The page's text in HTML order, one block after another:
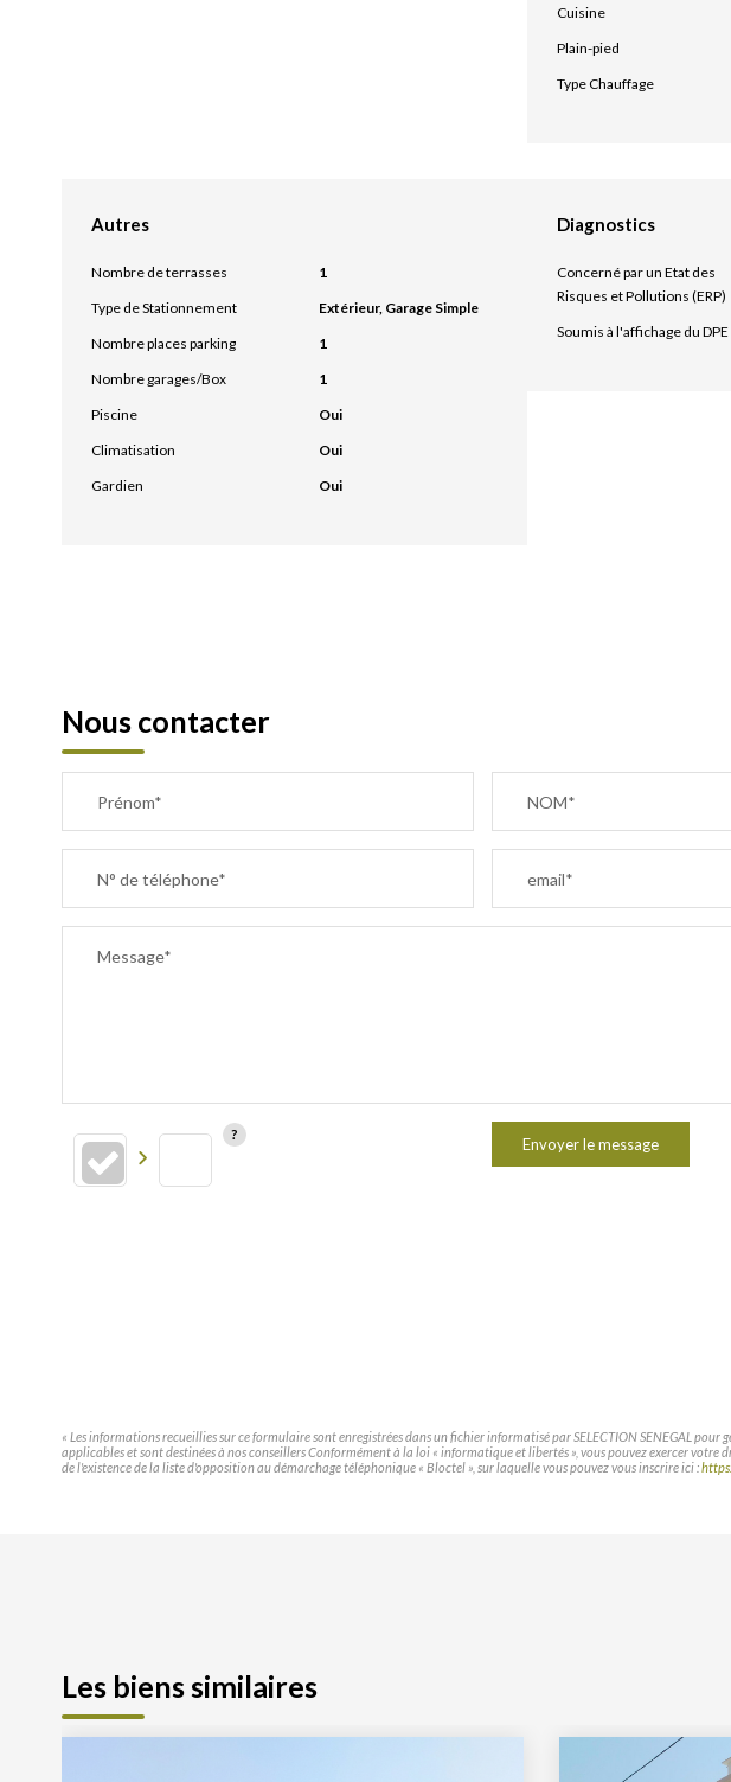
Cuisine
Plain-pied
Type Chauffage
Autres
Nombre de terrasses
1
Type de Stationnement
Extérieur, Garage Simple
Nombre places parking
1
Nombre garages/Box
1
Piscine
Oui
Climatisation
Oui
Gardien
Oui
Diagnostics
Concerné par un Etat des
Risques et Pollutions (ERP)
Soumis à l'affichage du DPE
Nous contacter
Prénom* NOM*
N° de téléphone* email*
Message*
Envoyer le message
« Les informations recueillies sur ce formulaire sont enregistrées dans un fichier informatisé par SELECTION SENEGAL
applicables et sont destinées à nos conseillers Conformément à la loi « informatique et libertés », vous pouvez exercer
de l'existence de la liste d'opposition au démarchage téléphonique « Bloctel », sur laquelle vous pouvez vous inscrire ici :
Les biens similaires